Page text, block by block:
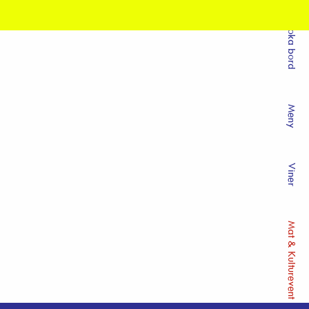
Boka bord
Meny
Viner
Mat & Kulturevent